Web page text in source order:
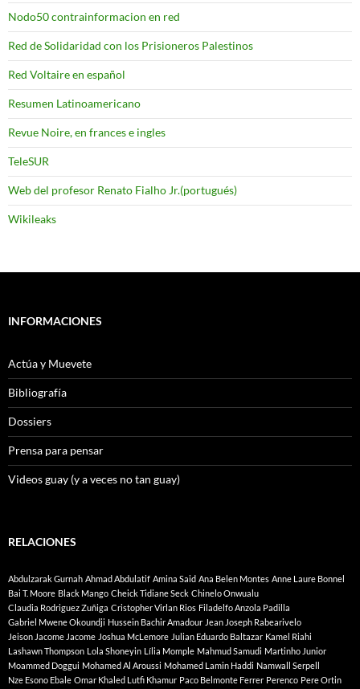
Nodo50 contrainformacion en red
Red de Solidaridad con los Prisioneros Palestinos
Red Voltaire en español
Resumen Latinoamericano
Revue Noire, en frances e ingles
TeleSUR
Web del profesor Renato Fialho Jr.(portugués)
Wikileaks
INFORMACIONES
Actúa y Muevete
Bibliografía
Dossiers
Prensa para pensar
Videos guay (y a veces no tan guay)
RELACIONES
Abdulzarak Gurnah Ahmad Abdulatif Amina Said Ana Belen Montes Anne Laure Bonnel
Bai T. Moore Black Mango Cheick Tidiane Seck Chinelo Onwualu
Claudia Rodriguez Zuñiga Cristopher Virlan Rios Filadelfo Anzola Padilla
Gabriel Mwene Okoundji Hussein Bachir Amadour Jean Joseph Rabearivelo
Jeison Jacome Jacome Joshua McLemore Julian Eduardo Baltazar Kamel Riahi
Lashawn Thompson Lola Shoneyin Lília Momple Mahmud Samudi Martinho Junior
Moammed Doggui Mohamed Al Aroussi Mohamed Lamin Haddi Namwall Serpell
Nze Esono Ebale Omar Khaled Lutfi Khamur Paco Belmonte Ferrer Perenco Pere Ortin